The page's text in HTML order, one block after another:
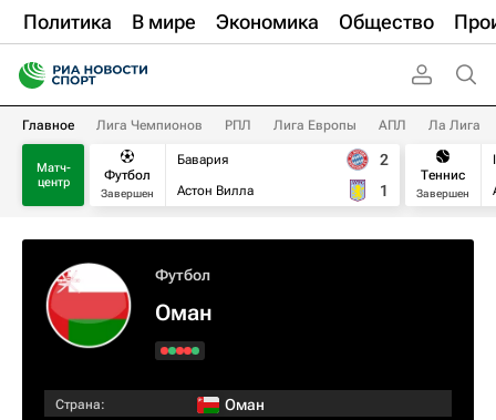
Политика В мире Экономика Общество
Главное Лига Чемпионов РПЛ Лига Европы АПЛ Ла Лига
Матч-
центр
Футбол
Завершен
Бавария
Астон Вилла
2
1
Теннис
Завершен
Футбол
Оман
Страна: Оман